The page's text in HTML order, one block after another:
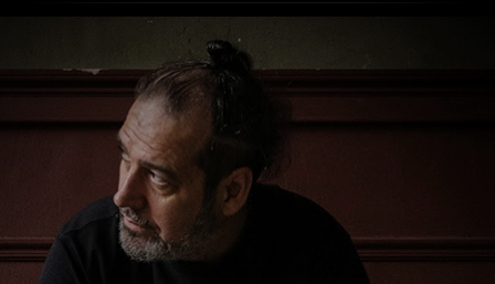
UNIVERSO